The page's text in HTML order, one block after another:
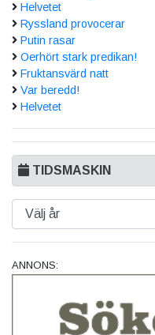
Helvetet
Ryssland provocerar
Putin rasar
Oerhört stark predikan!
Fruktansvärd natt
Var beredd!
Helvetet
TIDSMASKIN
ANNONS: